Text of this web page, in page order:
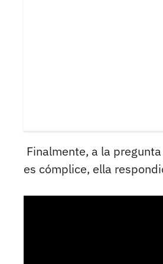
Finalmente, a la
es cómplice, ella